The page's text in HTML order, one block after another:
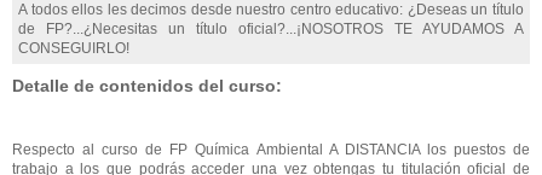
A todos ellos les decimos desde nuestro centro educativo: ¿Deseas un título
de FP?...¿Necesitas un título oficial?...¡NOSOTROS TE AYUDAMOS A
CONSEGUIRLO!
Detalle de contenidos del curso:
Respecto al curso de FP Química Ambiental A DISTANCIA los puestos de
trabajo a los que podrás acceder una vez obtengas tu titulación oficial de